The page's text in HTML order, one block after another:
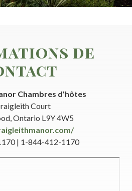
de
Chambres d'hôtes
Court
Ontario L9Y 4W5
| 1-844-412-1170